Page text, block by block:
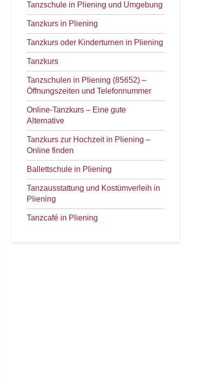
Tanzschule in Pliening und Umgebung
Tanzkurs in Pliening
Tanzkurs oder Kinderturnen in Pliening
Tanzkurs
Tanzschulen in Pliening (85652) –
Öffnungszeiten und Telefonnummer
Online-Tanzkurs – Eine gute
Alternative
Tanzkurs zur Hochzeit in Pliening –
Online finden
Ballettschule in Pliening
Tanzausstattung und Kostümverleih in
Pliening
Tanzcafé in Pliening